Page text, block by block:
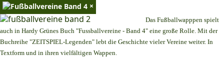
×
Das Fußballwapppen spielt
auch in Hardy Grünes Buch "Fussballvereine - Band 4" eine große Rolle. Mit der
Buchreihe "ZEITSPIEL-Legenden" lebt die Geschichte vieler Vereine weiter. In
Textform und in ihren vielfältigen Wappen.